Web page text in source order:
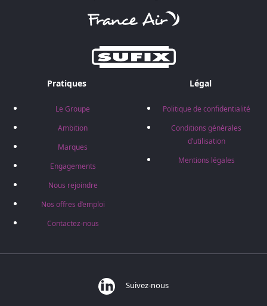
Pratiques
Le Groupe
Ambition
Marques
Engagements
Nous rejoindre
Nos offres d’emploi
Contactez-nous
Légal
Politique de confidentialité
Conditions générales
d’utilisation
Mentions légales
Suivez-nous